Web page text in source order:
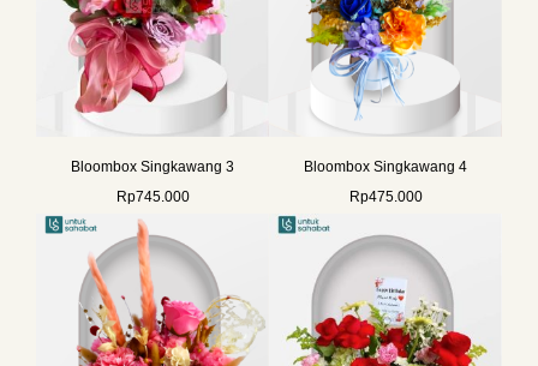
Bloombox Singkawang 3
Rp745.000
Bloombox Singkawang 4
Rp475.000